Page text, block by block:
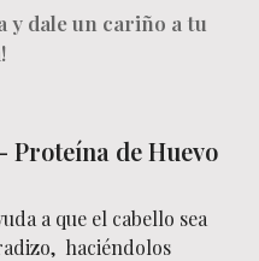
y dale un cariño a tu
de Huevo
a que el cabello sea
haciéndolos